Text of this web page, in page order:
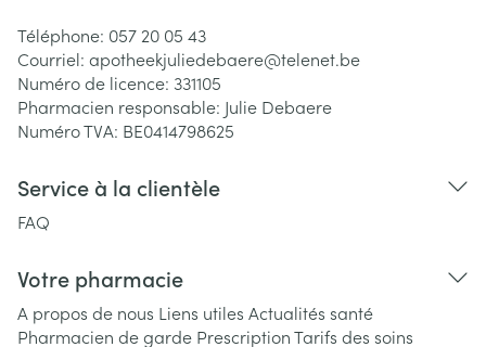
Téléphone: 057 20 05 43
Courriel: apotheekjuliedebaere@telenet.be
Numéro de licence: 331105
Pharmacien responsable: Julie Debaere
Numéro TVA: BE0414798625
Service à la clientèle
FAQ
Votre pharmacie
A propos de nous Liens utiles Actualités santé
Pharmacien de garde PrescriptionTarifs des soins